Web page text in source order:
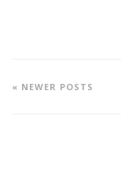
« NEWER POSTS